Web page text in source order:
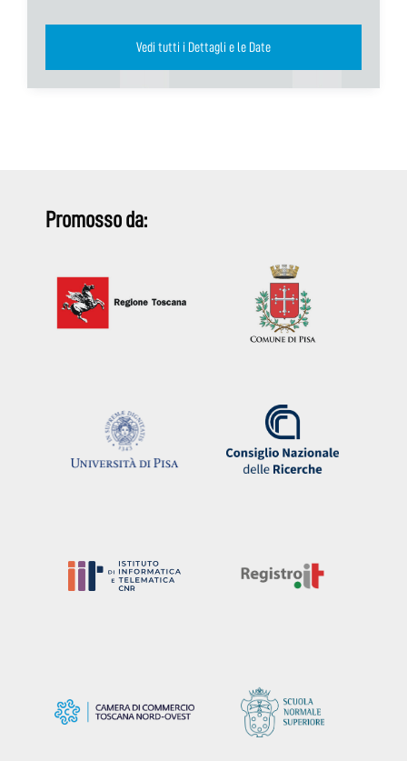
Vedi tutti i Dettagli e le Date
Promosso da: